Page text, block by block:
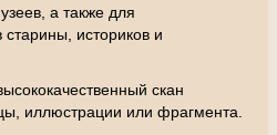
а также для
историков и
скан
иллюстрации или фрагмента.